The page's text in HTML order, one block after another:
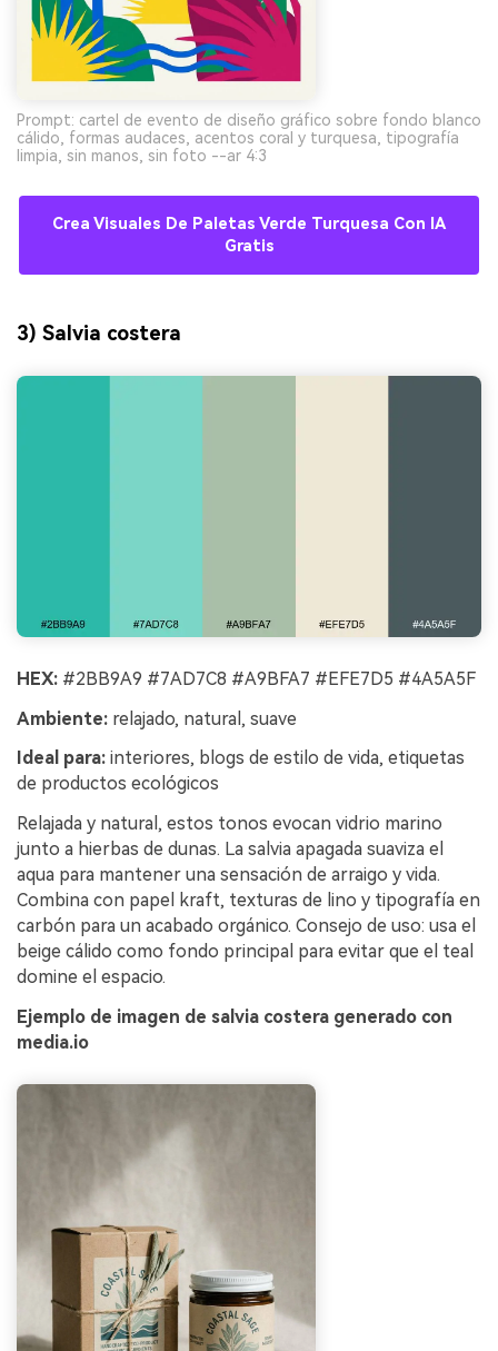
Prompt: cartel de evento de diseño gráfico sobre fondo blanco
cálido, formas audaces, acentos coral y turquesa, tipografía
limpia, sin manos, sin foto --ar 4:3
Crea Visuales De Paletas Verde Turquesa Con IA
Gratis
3) Salvia costera
HEX: #2BB9A9 #7AD7C8 #A9BFA7 #EFE7D5 #4A5A5F
Ambiente: relajado, natural, suave
Ideal para: interiores, blogs de estilo de vida, etiquetas
de productos ecológicos
Relajada y natural, estos tonos evocan vidrio marino
junto a hierbas de dunas. La salvia apagada suaviza el
aqua para mantener una sensación de arraigo y vida.
Combina con papel kraft, texturas de lino y tipografía en
carbón para un acabado orgánico. Consejo de uso: usa el
beige cálido como fondo principal para evitar que el teal
domine el espacio.
Ejemplo de imagen de salvia costera generado con
media.io